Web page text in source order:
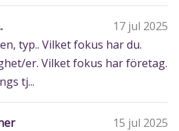
17 jul 2025
typ.. Vilket fokus har du.
er. Vilket fokus har företag.
tj...
15 jul 2025